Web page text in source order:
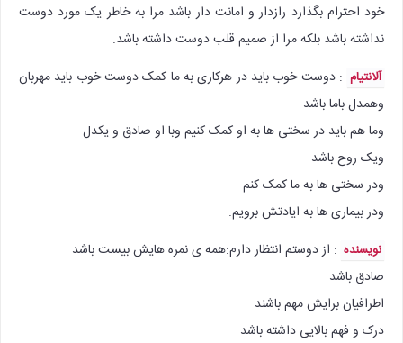
خود احترام بگذارد رازدار و امانت دار باشد مرا به خاطر یک مورد دوست
نداشته باشد بلکه مرا از صمیم قلب دوست داشته باشد.
آلانتیام : دوست خوب باید در هرکاری به ما کمک دوست خوب باید مهربان
وهمدل باما باشد
وما هم باید در سختی ها به او کمک کنیم وبا او صادق و یکدل
ویک روح باشد
ودر سختی ها به ما کمک کنم
ودر بیماری ها به ایادتش برویم.
نویسنده : از دوستم انتظار دارم:همه ی نمره هایش بیست باشد
صادق باشد
اطرافیان برایش مهم باشند
درک و فهم بالایی داشته باشد